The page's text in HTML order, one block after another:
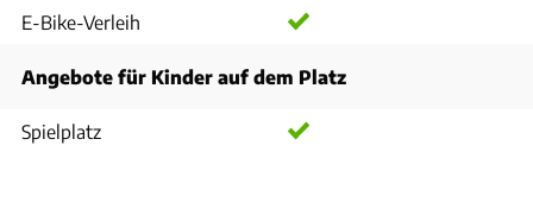
E-Bike-Verleih
Angebote für Kinder auf dem Platz
Spielplatz